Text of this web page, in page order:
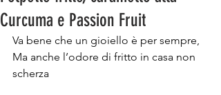
Curcuma e Passion Fruit
Va bene che un gioiello è per sempre,
Ma anche l’odore di fritto in casa non
scherza